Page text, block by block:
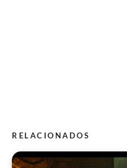
RELACIONADOS